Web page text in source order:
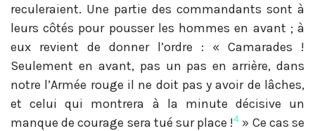
reculeraient. Une partie des commandants sont à
leurs côtés pour pousser les hommes en avant ; à
eux revient de donner l’ordre : « Camarades !
Seulement en avant, pas un pas en arrière, dans
notre l’Armée rouge il ne doit pas y avoir de lâches,
et celui qui montrera à la minute décisive un
manque de courage sera tué sur place !4 » Ce cas se